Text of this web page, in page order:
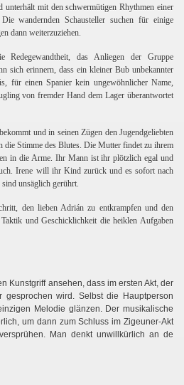
mit den schwermütigen Rhythmen einer
wandernden Schausteller suchen für einige
dann weiterzuziehen.
das Anliegen der Gruppe
sich erinnern, dass ein kleiner Bub unbekannter
für einen Spanier kein ungewöhnlicher Name,
von fremder Hand dem Lager überantwortet
und in seinen Zügen den Jugendgeliebten
Stimme des Blutes. Die Mutter findet zu ihrem
in die Arme. Ihr Mann ist ihr plötzlich egal und
Irene will ihr Kind zurück und es sofort nach
unsäglich gerührt.
den lieben Adrián zu entkrampfen und den
und Geschicklichkeit die heiklen Aufgaben
Kunstgriff ansehen, dass im ersten Akt, der
wird. Selbst die Hauptperson
Melodie glänzen. Der musikalische
um dann zum Schluss im Zigeuner-Akt
Man denkt unwillkürlich an de